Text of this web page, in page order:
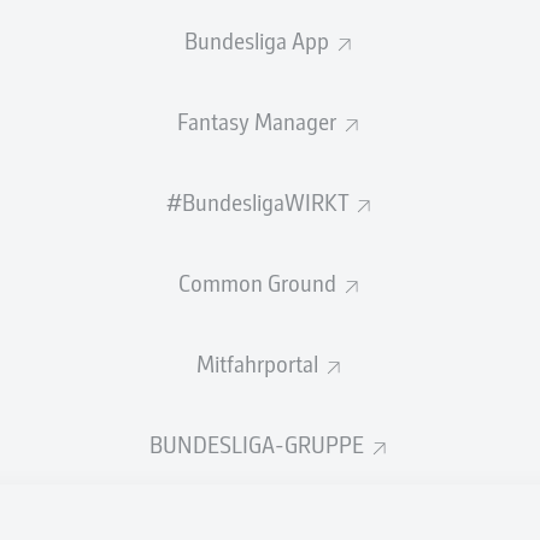
Bundesliga App
Fantasy Manager
#BundesligaWIRKT
Common Ground
Mitfahrportal
BUNDESLIGA-GRUPPE
Sprints
Speed (km/h)
Flanken